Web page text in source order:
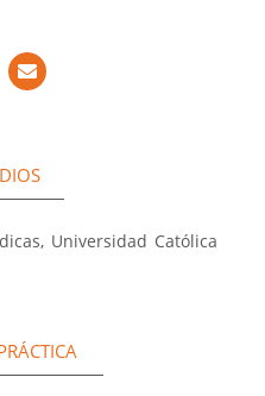
Universidad Católica